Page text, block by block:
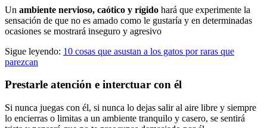
Un ambiente nervioso, caótico y rígido hará que experimente la
sensación de que no es amado como le gustaría y en determinadas
ocasiones se mostrará inseguro y agresivo
Sigue leyendo: 10 cosas que asustan a los gatos por raras que
parezcan
Prestarle atención e interctuar con él
Si nunca juegas con él, si nunca lo dejas salir al aire libre y siempre
lo encierras o limitas a un ambiente tranquilo y casero, se sentirá